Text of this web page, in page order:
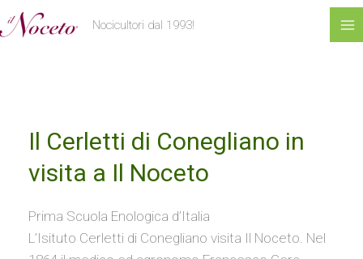
contenuto
Nocicultori dal 1993!
Il Cerletti di Conegliano in
visita a Il Noceto
Prima Scuola Enologica d’Italia
L’Isituto Cerletti di Conegliano visita Il Noceto. Nel
Cerletti
Conegliano
visita
a
a
r